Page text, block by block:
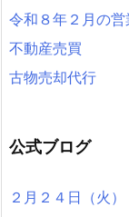
令和８年２月の
不動産売買
古物売却代行
公式ブログ
２月２４日（火